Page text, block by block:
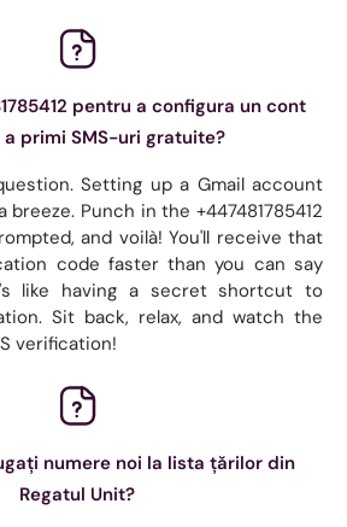
pentru a configura un cont
a primi SMS-uri gratuite?
Setting up a Gmail account
Punch in the +447481785412
and voilà! You'll receive that
code faster than you can say
like having a secret shortcut to
Sit back, relax, and watch the
verification!
numere noi la lista țărilor din
Regatul Unit?